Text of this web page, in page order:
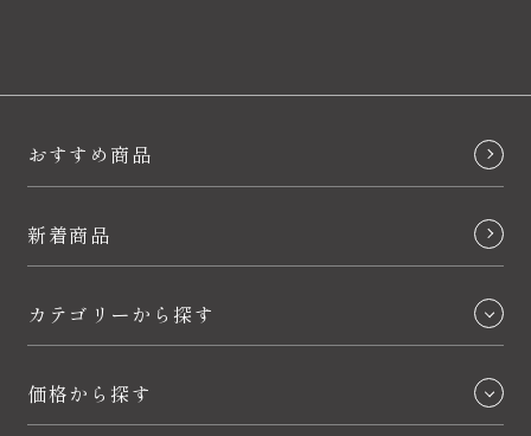
おすすめ商品
新着商品
カテゴリーから探す
生菓子
価格から探す